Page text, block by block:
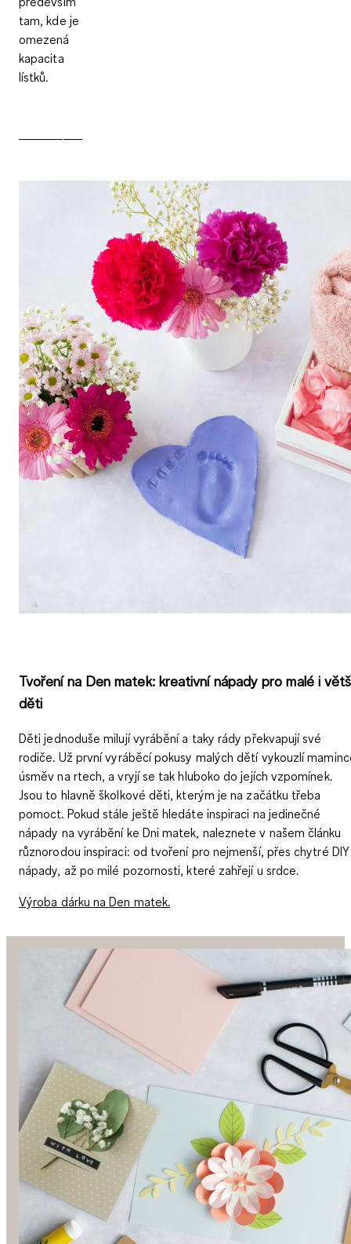
tam, kde je
omezená
kapacita
lístků.
Tvoření na Den matek: kreativní nápady pro malé i
děti
Děti jednoduše milují vyrábění a taky rády překvapují své
rodiče. Už první vyráběcí pokusy malých dětí vykouzlí
úsměv na rtech, a vryjí se tak hluboko do jejích vzpomínek.
Jsou to hlavně školkové děti, kterým je na začátku třeba
pomoct. Pokud stále ještě hledáte inspiraci na jedinečné
nápady na vyrábění ke Dni matek, naleznete v našem článku
různorodou inspiraci: od tvoření pro nejmenší, přes chytré DIY
nápady, až po milé pozornosti, které zahřejí u srdce.
Výroba dárku na Den matek.